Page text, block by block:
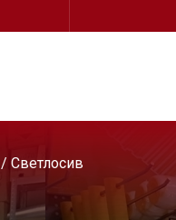
/ Светлосив